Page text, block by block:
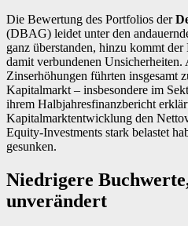
Die Bewertung des Portfolios der
(DBAG) leidet unter den
ganz überstanden, hinzu kommt
damit verbundenen
Zinserhöhungen führten insgesamt
Kapitalmarkt – insbesondere im
ihrem Halbjahresfinanzbericht
Kapital­markt­ent­wick­lung den
Equity-Investments stark belastet
gesunken.
Niedrigere
unverändert